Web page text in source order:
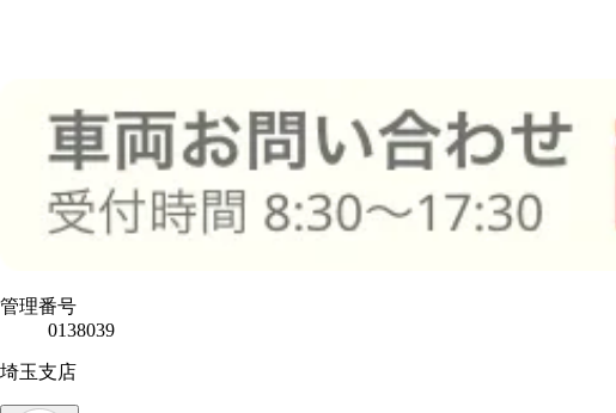
管理番号
0138039
埼玉支店